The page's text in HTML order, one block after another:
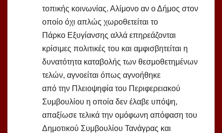
τοπικής κοινωνίας. Αλίμονο αν ο Δήμος στον
οποίο όχι απλώς χωροθετείται το
Πάρκο Εξυγίανσης αλλά επηρεάζονται
κρίσιμες πολιτικές του και αμφισβητείται η
δυνατότητα καταβολής των θεσμοθετημένων
τελών, αγνοείται όπως αγνοήθηκε
από την Πλειοψηφία του Περιφερειακού
Συμβουλίου η οποία δεν έλαβε υπόψη,
απαξίωσε τελικά την ομόφωνη απόφαση του
Δημοτικού Συμβουλίου Τανάγρας και